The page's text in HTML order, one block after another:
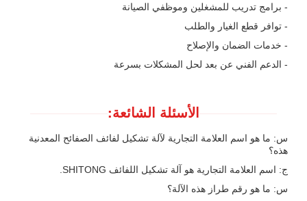
- برامج تدريب للمشغلين وموظفي الصيانة
- توافر قطع الغيار والطلب
- خدمات الضمان والإصلاح
- الدعم الفني عن بعد لحل المشكلات بسرعة
الأسئلة الشائعة:
س: ما هو اسم العلامة التجارية لآلة تشكيل لفائف الصفائح المعدنية
هذه؟
ج: اسم العلامة التجارية هو آلة تشكيل اللفائف SHITONG.
س: ما هو رقم طراز هذه الآلة؟